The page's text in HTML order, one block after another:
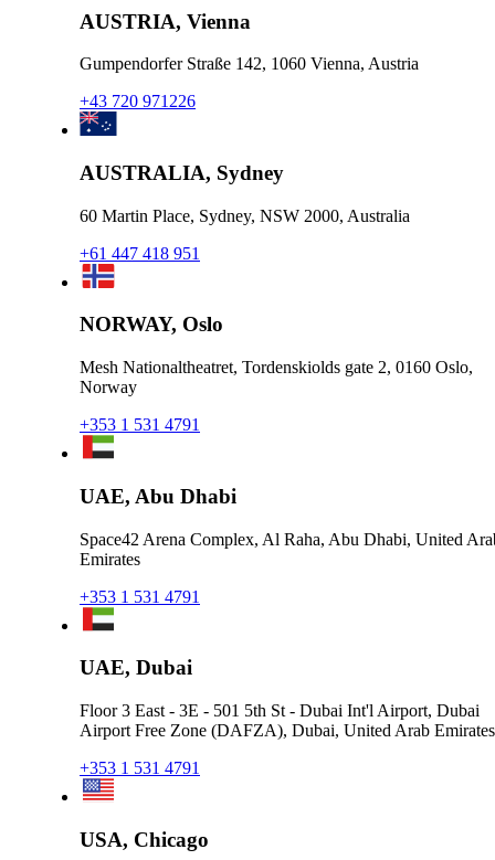
AUSTRIA, Vienna
Gumpendorfer Straße 142, 1060 Vienna, Austria
+43 720 971226
AUSTRALIA, Sydney
60 Martin Place, Sydney, NSW 2000, Australia
+61 447 418 951
NORWAY, Oslo
Mesh Nationaltheatret, Tordenskiolds gate 2, 0160 Oslo,
Norway
+353 1 531 4791
UAE, Abu Dhabi
Space42 Arena Complex, Al Raha, Abu Dhabi, United
Emirates
+353 1 531 4791
UAE, Dubai
Floor 3 East - 3E - 501 5th St - Dubai Int'l Airport, Dubai
Airport Free Zone (DAFZA), Dubai, United Arab Emirates
+353 1 531 4791
USA, Chicago